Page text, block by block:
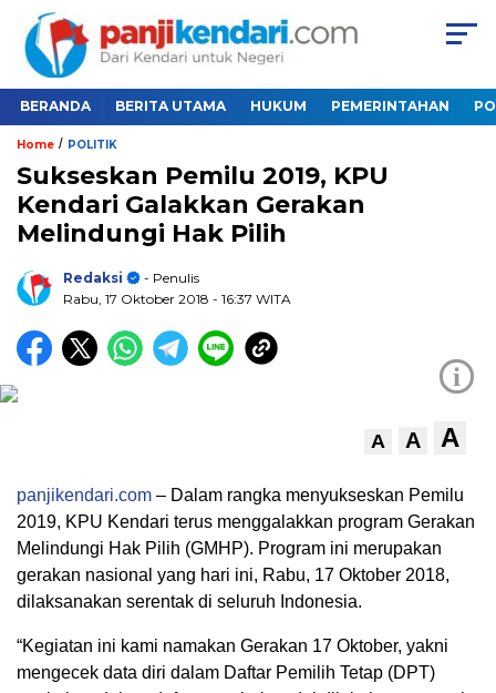
BERANDA BERITA UTAMA HUKUM PEMERINTAHAN
Home / POLITIK
Sukseskan Pemilu 2019, KPU
Kendari Galakkan Gerakan
Melindungi Hak Pilih
Redaksi
- Penulis
Rabu, 17 Oktober 2018 - 16:37 WITA
i
A A A
panjikendari.com – Dalam rangka menyukseskan Pemilu
2019, KPU Kendari terus menggalakkan program Gerakan
Melindungi Hak Pilih (GMHP). Program ini merupakan
gerakan nasional yang hari ini, Rabu, 17 Oktober 2018,
dilaksanakan serentak di seluruh Indonesia.
“Kegiatan ini kami namakan Gerakan 17 Oktober, yakni
mengecek data diri dalam Daftar Pemilih Tetap (DPT)